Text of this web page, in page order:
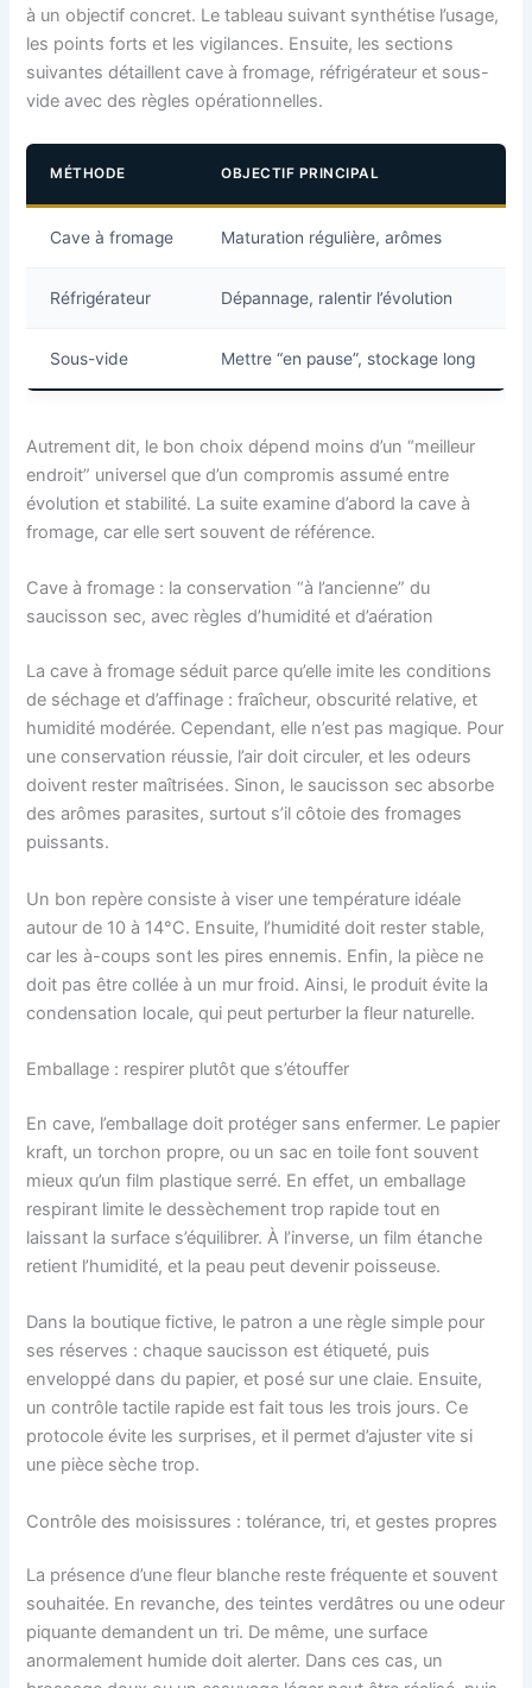
à un objectif concret. Le tableau suivant synthétise l’usage,
les points forts et les vigilances. Ensuite, les sections
suivantes détaillent cave à fromage, réfrigérateur et sous-
vide avec des règles opérationnelles.
MÉTHODE OBJECTIF PRINCIPAL
Cave à fromage Maturation régulière, arômes
Réfrigérateur Dépannage, ralentir l’évolution
Sous-vide Mettre “en pause”, stockage long
Autrement dit, le bon choix dépend moins d’un “meilleur
endroit” universel que d’un compromis assumé entre
évolution et stabilité. La suite examine d’abord la cave à
fromage, car elle sert souvent de référence.
Cave à fromage : la conservation “à l’ancienne” du
saucisson sec, avec règles d’humidité et d’aération
La cave à fromage séduit parce qu’elle imite les conditions
de séchage et d’affinage : fraîcheur, obscurité relative, et
humidité modérée. Cependant, elle n’est pas magique. Pour
une conservation réussie, l’air doit circuler, et les odeurs
doivent rester maîtrisées. Sinon, le saucisson sec absorbe
des arômes parasites, surtout s’il côtoie des fromages
puissants.
Un bon repère consiste à viser une température idéale
autour de 10 à 14°C. Ensuite, l’humidité doit rester stable,
car les à-coups sont les pires ennemis. Enfin, la pièce ne
doit pas être collée à un mur froid. Ainsi, le produit évite la
condensation locale, qui peut perturber la fleur naturelle.
Emballage : respirer plutôt que s’étouffer
En cave, l’emballage doit protéger sans enfermer. Le papier
kraft, un torchon propre, ou un sac en toile font souvent
mieux qu’un film plastique serré. En effet, un emballage
respirant limite le dessèchement trop rapide tout en
laissant la surface s’équilibrer. À l’inverse, un film étanche
retient l’humidité, et la peau peut devenir poisseuse.
Dans la boutique fictive, le patron a une règle simple pour
ses réserves : chaque saucisson est étiqueté, puis
enveloppé dans du papier, et posé sur une claie. Ensuite,
un contrôle tactile rapide est fait tous les trois jours. Ce
protocole évite les surprises, et il permet d’ajuster vite si
une pièce sèche trop.
Contrôle des moisissures : tolérance, tri, et gestes propres
La présence d’une fleur blanche reste fréquente et souvent
souhaitée. En revanche, des teintes verdâtres ou une odeur
piquante demandent un tri. De même, une surface
anormalement humide doit alerter. Dans ces cas, un